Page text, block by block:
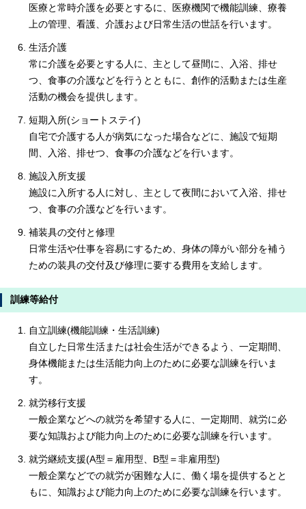
医療と常時介護を必要とするに、医療機関で機能訓練、療養
上の管理、看護、介護および日常生活の世話を行います。
生活介護
常に介護を必要とする人に、主として昼間に、入浴、排せ
つ、食事の介護などを行うとともに、創作的活動または生産
活動の機会を提供します。
短期入所(ショートステイ)
自宅で介護する人が病気になった場合などに、施設で短期
間、入浴、排せつ、食事の介護などを行います。
施設入所支援
施設に入所する人に対し、主として夜間において入浴、排せ
つ、食事の介護などを行います。
補装具の交付と修理
日常生活や仕事を容易にするため、身体の障がい部分を補う
ための装具の交付及び修理に要する費用を支給します。
訓練等給付
自立訓練(機能訓練・生活訓練)
自立した日常生活または社会生活ができるよう、一定期間、
身体機能または生活能力向上のために必要な訓練を行いま
す。
就労移行支援
一般企業などへの就労を希望する人に、一定期間、就労に必
要な知識および能力向上のために必要な訓練を行います。
就労継続支援(A型＝雇用型、B型＝非雇用型)
一般企業などでの就労が困難な人に、働く場を提供するとと
もに、知識および能力向上のために必要な訓練を行います。